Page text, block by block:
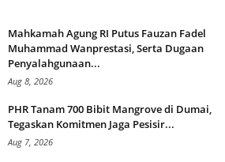
Mahkamah Agung RI Putus Fauzan Fadel
Muhammad Wanprestasi, Serta Dugaan
Penyalahgunaan...
Aug 8, 2026
PHR Tanam 700 Bibit Mangrove di Dumai,
Tegaskan Komitmen Jaga Pesisir...
Aug 7, 2026